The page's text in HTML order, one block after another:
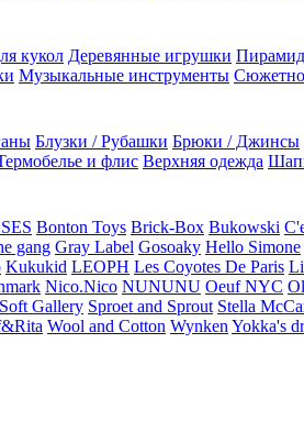
кукол Деревянные игрушки
Музыкальные инструменты
Блузки / Рубашки Брюки / Джинсы
и флис Верхняя одежда
Bonton Toys Brick-Box Bukowski
gang Gray Label Gosoaky Hello Simone
Kukukid LEOPH Les Coyotes De Paris
Nico.Nico NUNUNU Oeuf NYC
Soft Gallery Sproet and Sprout Stella
Wool and Cotton Wynken Yokka's